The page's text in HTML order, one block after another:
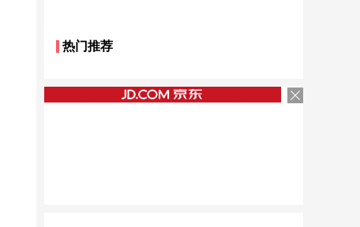
热门推荐